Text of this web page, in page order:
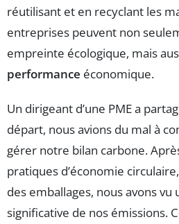
réutilisant et en recyclant les
entreprises peuvent non
empreinte écologique, mais
performance économique.
Un dirigeant d’une PME a
départ, nous avions du mal à
gérer notre bilan carbone.
pratiques d’économie
des emballages, nous avons vu
significative de nos émissions.